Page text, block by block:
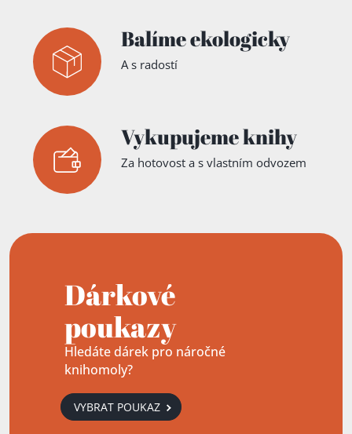
Balíme ekologicky
A s radostí
Vykupujeme knihy
Za hotovost a s vlastním odvozem
Dárkové
poukazy
Hledáte dárek pro náročné
knihomoly?
VYBRAT POUKAZ